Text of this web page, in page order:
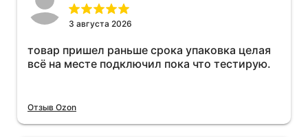
3 августа 2026
товар пришел раньше срока упаковка целая
всё на месте подключил пока что тестирую.
Отзыв Ozon